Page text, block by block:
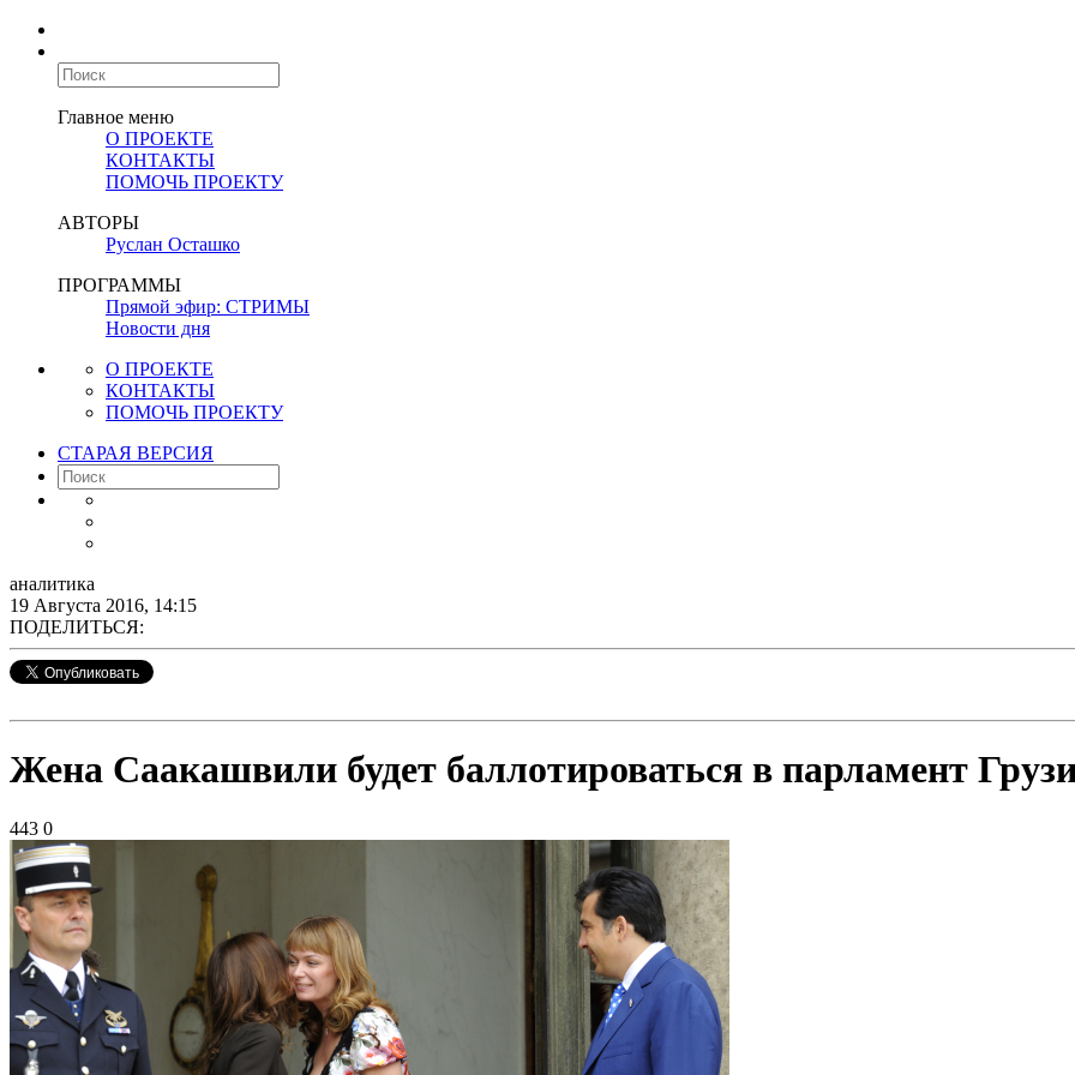
Главное меню
О ПРОЕКТЕ
КОНТАКТЫ
ПОМОЧЬ ПРОЕКТУ
АВТОРЫ
Руслан Осташко
ПРОГРАММЫ
Прямой эфир: СТРИМЫ
Новости дня
О ПРОЕКТЕ
КОНТАКТЫ
ПОМОЧЬ ПРОЕКТУ
СТАРАЯ ВЕРСИЯ
аналитика
19 Августа 2016, 14:15
ПОДЕЛИТЬСЯ:
Жена Саакашвили будет баллотироваться в парламент
443 0